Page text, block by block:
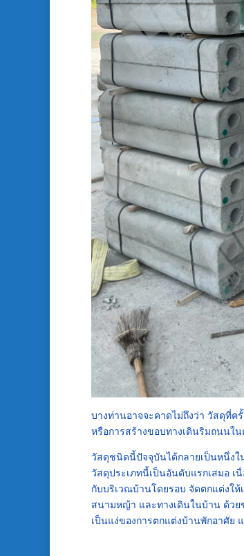
บางท่านอาจจะคาดไม่ถึงว่า วัสดุที่
หรือการสร้างขอบทางเดินริมถนนใ
วัสดุชนิดนี้ปัจจุบันได้กลายเป็นหนึ่ง
วัสดุประเภทนี้เป็นอันดับแรกเสมอ เ
กับบริเวณบ้านโดยรอบ จัดตกแต่งใ
สนามหญ้า และทางเดินในบ้าน ด้วย
เป็นแง่ของการตกแต่งบ้านพักอาศัย